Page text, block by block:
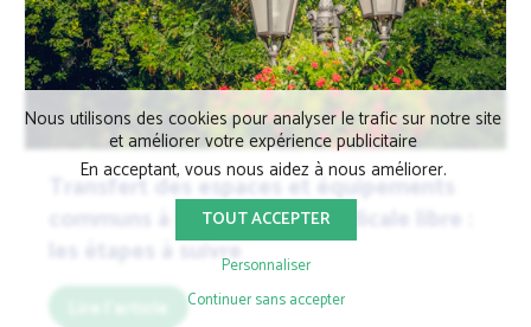
Transfert des espaces et équipements
communs à l'association syndicale libre :
les étapes à suivre
Lire l'article
Nous utilisons des cookies pour analyser le trafic sur notre site
et améliorer votre expérience publicitaire
En acceptant, vous nous aidez à nous améliorer.
TOUT ACCEPTER
Personnaliser
Continuer sans accepter